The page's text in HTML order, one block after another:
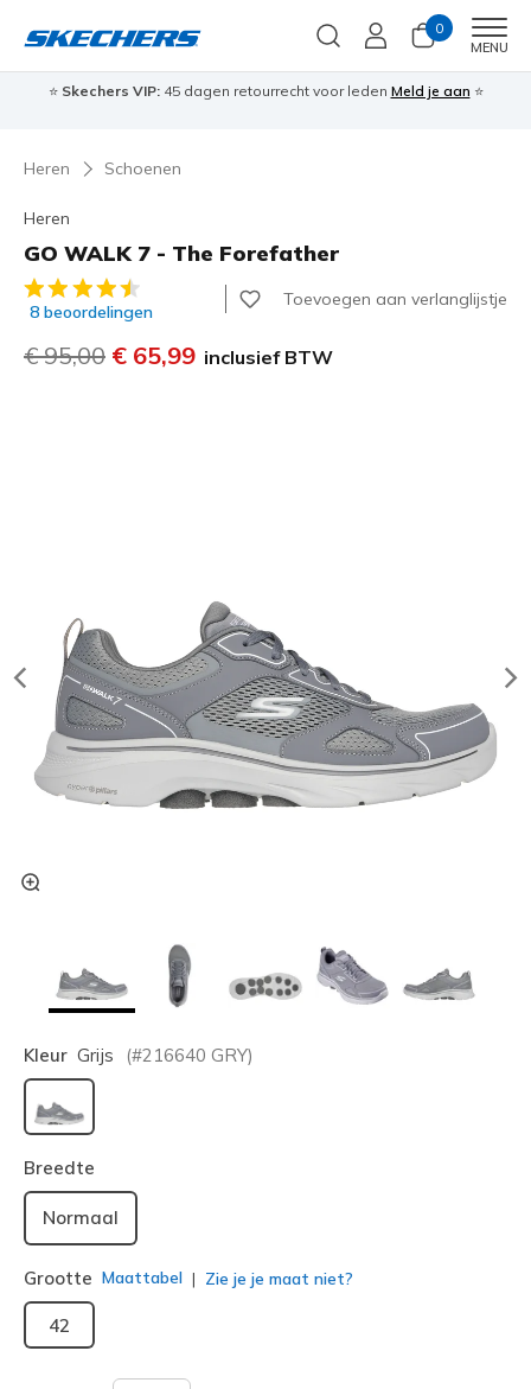
0
MENU
⭐ Skechers VIP:45 dagen retourrecht voor leden Meld je aan ⭐
Heren Schoenen
Heren
GO WALK 7 - The Forefather
4,3 van de 5 klantbeoordelingen
8 beoordelingen
Toevoegen aan verlanglijstje
Prijs verlaagd van
€ 95,00 naar
€ 65,99 inclusief BTW
Kleur Grijs (#216640 GRY)
geselecteerd
Breedte
Normaal
Grootte Maattabel Zie je je maat niet?
42